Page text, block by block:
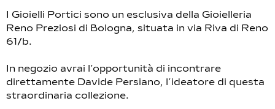
I Gioielli Portici sono un esclusiva della Gioielleria
Reno Preziosi di Bologna, situata in via Riva di Reno
61/b.
In negozio avrai l’opportunità di incontrare
direttamente Davide Persiano, l’ideatore di questa
straordinaria collezione.